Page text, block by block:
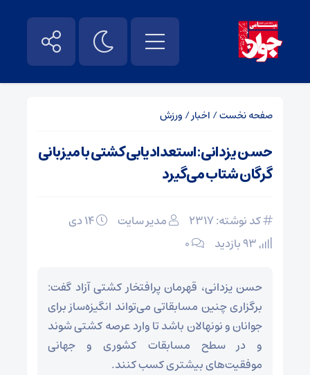
صفحه نخست/ اخبار/ ورزش
حسن یزدانی: استعدادیابی کشتی با میزبانی
گرگان شتاب می‌گیرد
کد نوشته: 2317 مدیر سایت
۰
حسن یزدانی، قهرمان پرافتخار کشتی آزاد گفت:
برگزاری چنین مسابقاتی می‌تواند انگیزه‌ساز برای
جوانان و نونهالان باشد تا وارد عرصه کشتی شوند
و در سطح مسابقات کشوری و جهانی
موفقیت‌های بیشتری کسب کنند.